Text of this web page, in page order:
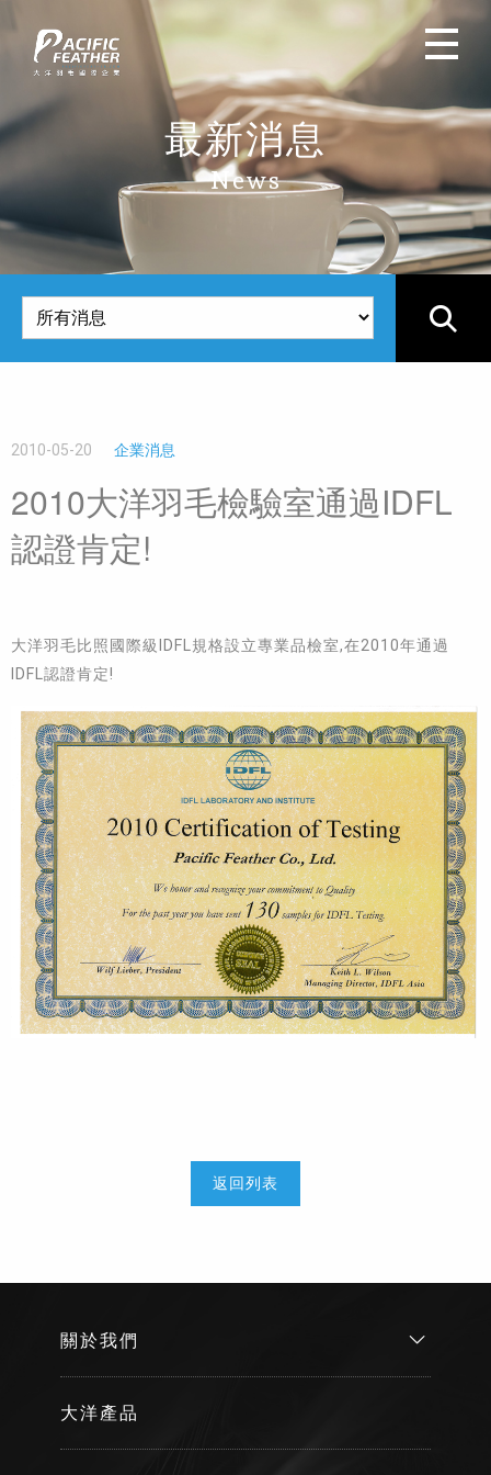
最新消息
News
2010-05-20 企業消息
2010大洋羽毛檢驗室通過IDFL
認證肯定!
大洋羽毛比照國際級IDFL規格設立專業品檢室,在2010年通過
IDFL認證肯定!
返回列表
關於我們
大洋產品